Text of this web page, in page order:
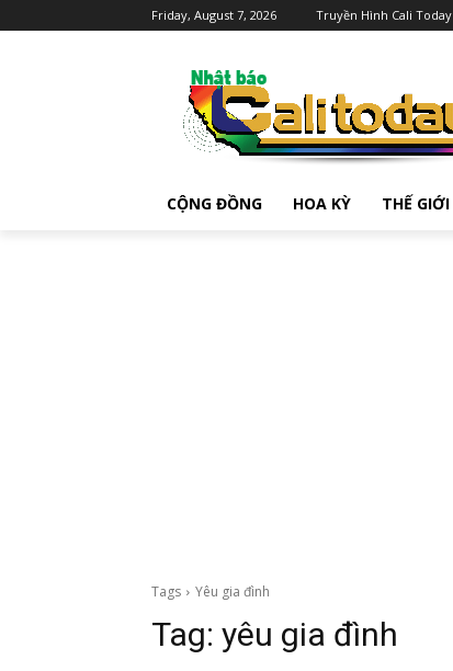
Friday, August 7, 2026 Truyền Hình Cali Today
CỘNG ĐỒNG HOA KỲ THẾ GIỚI
Tags Yêu gia đình
Tag: yêu gia đình